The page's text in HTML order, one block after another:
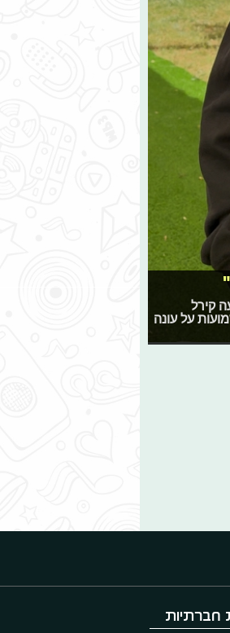
קירל
על עונה
חברתיות